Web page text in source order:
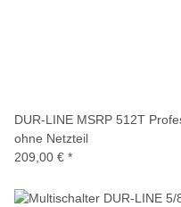
DUR-LINE MSRP 512T
ohne Netzteil
209,00 € *